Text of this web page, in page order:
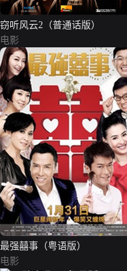
窃听风云2（普通话版）
电影
最强囍事（粤语版）
电影